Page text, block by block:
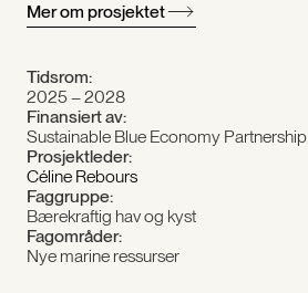
Mer om prosjektet
Tidsrom:
2025 – 2028
Finansiert av:
Sustainable Blue Economy Partnership
Prosjektleder:
Céline Rebours
Faggruppe:
Bærekraftig hav og kyst
Fagområder:
Nye marine ressurser